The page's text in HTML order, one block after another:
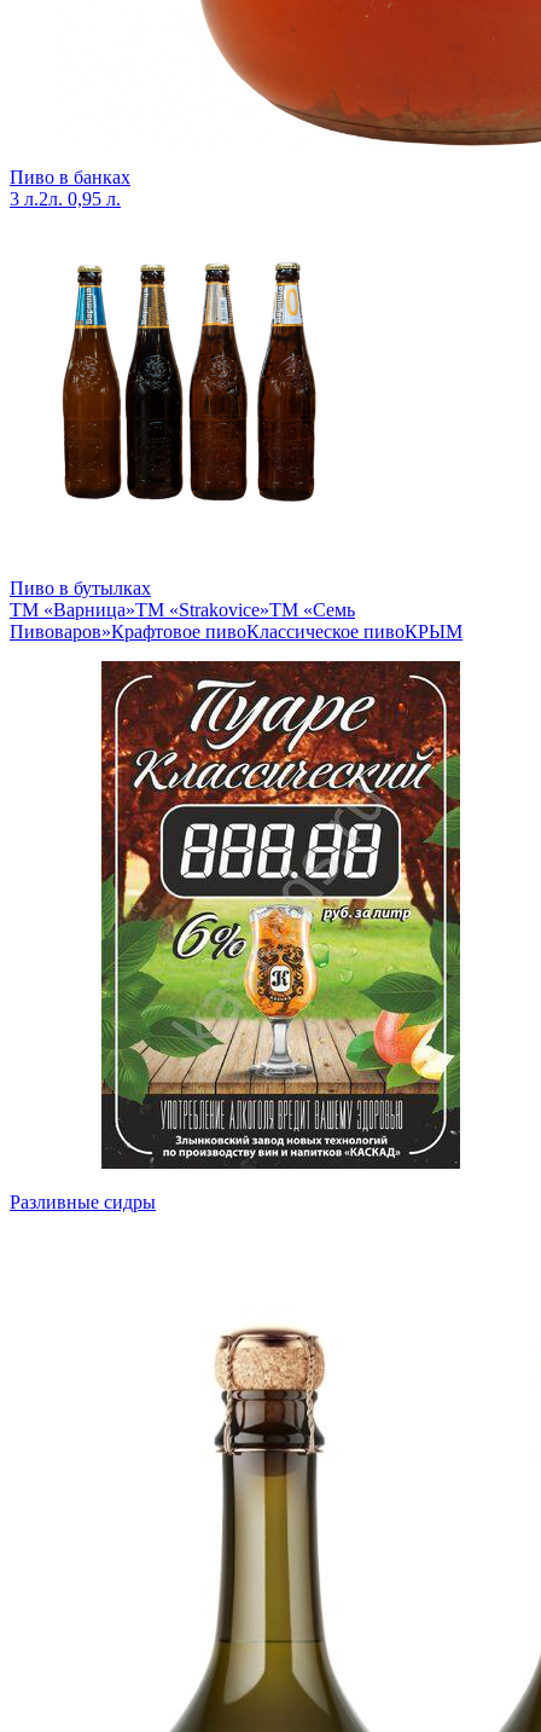
Пиво в банках
3 л.2л. 0,95 л.
Пиво в бутылках
ТМ «Варница»ТМ «Strakovice»ТМ «Семь
Пивоваров»Крафтовое пивоКлассическое пивоКРЫМ
Разливные сидры